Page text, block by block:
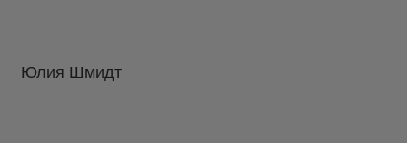
Юлия Шмидт